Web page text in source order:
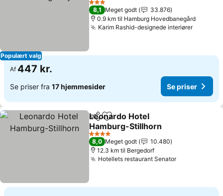
Populært valg
3 Stjerner
8,1 Meget godt
33.876
0.9 km til Hamburg Hovedbanegård
Karim Rashid-designede interiører
Af 447 kr.
Se priser fra 17 hjemmesider Se priser
Del Føj til favoritter
Leonardo Hotel
Hamburg-Stillhorn
4 Stjerner
8,0 Meget godt
10.480
12.3 km til Bergedorf
Hotellets restaurant Senator